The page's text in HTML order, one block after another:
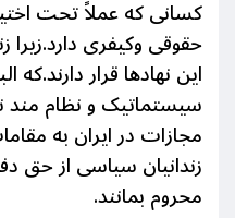
کسانی که عملاً تحت
حقوقی وکیفری دارد.زیرا
این نهادها قرار دارند.که
سیستماتیک و نظام مند
مجازات در ایران به
زندانیان سیاسی از حق
محروم بمانند.